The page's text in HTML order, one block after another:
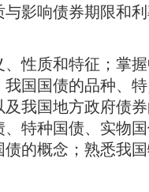
与影响债券期限和
质和特征；掌握
国国债的品种、
我国地方政府债
特种国债、实物
的概念；熟悉我